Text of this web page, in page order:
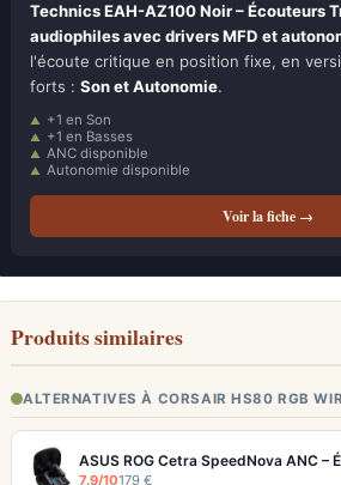
Technics EAH-AZ100 Noir – Écouteurs
audiophiles avec drivers MFD et
l'écoute critique en position fixe, en
forts : Son et Autonomie.
+1 en Son
+1 en Basses
ANC disponible
Autonomie disponible
Voir la fiche →
Produits similaires
ALTERNATIVES À CORSAIR HS80 RGB
7.9/10179 €